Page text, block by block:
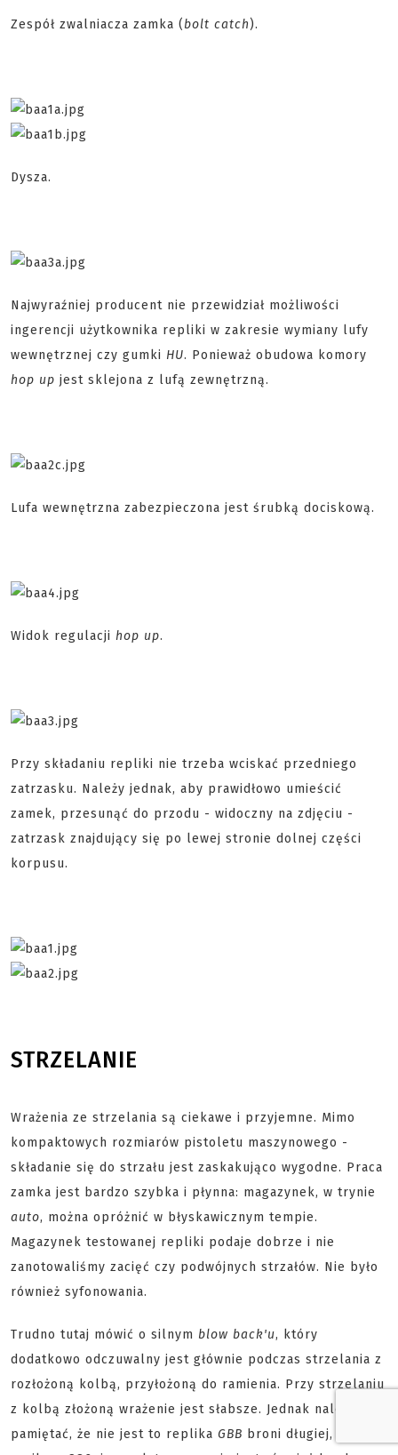
Zespół zwalniacza zamka (bolt catch).
Dysza.
Najwyraźniej producent nie przewidział możliwości
ingerencji użytkownika repliki w zakresie wymiany lufy
wewnętrznej czy gumki HU. Ponieważ obudowa komory
hop up jest sklejona z lufą zewnętrzną.
Lufa wewnętrzna zabezpieczona jest śrubką dociskową.
Widok regulacji hop up.
Przy składaniu repliki nie trzeba wciskać przedniego
zatrzasku. Należy jednak, aby prawidłowo umieścić
zamek, przesunąć do przodu - widoczny na zdjęciu -
zatrzask znajdujący się po lewej stronie dolnej części
korpusu.
STRZELANIE
Wrażenia ze strzelania są ciekawe i przyjemne. Mimo
kompaktowych rozmiarów pistoletu maszynowego -
składanie się do strzału jest zaskakująco wygodne. Praca
zamka jest bardzo szybka i płynna: magazynek, w trynie
auto, można opróżnić w błyskawicznym tempie.
Magazynek testowanej repliki podaje dobrze i nie
zanotowaliśmy zacięć czy podwójnych strzałów. Nie było
również syfonowania.
Trudno tutaj mówić o silnym blow back'u, który
dodatkowo odczuwalny jest głównie podczas strzelania z
rozłożoną kolbą, przyłożoną do ramienia. Przy strzelaniu
z kolbą złożoną wrażenie jest słabsze. Jednak należy
pamiętać, że nie jest to replika GBB broni długiej, ani